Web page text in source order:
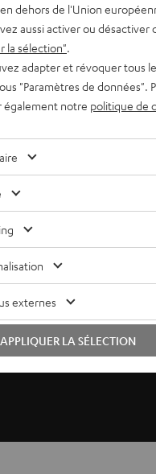
sans fil (connexion au
présent dans les
T 4000 (module sans
nom de Set pour
en quelques
et disposent
AV font partie du
dehors de l'Union
aussi activer ou
la sélection"
adapter et révoquer tous
"Paramètres de
également notre politique de
externes
APPLIQUER LA SÉLECTION